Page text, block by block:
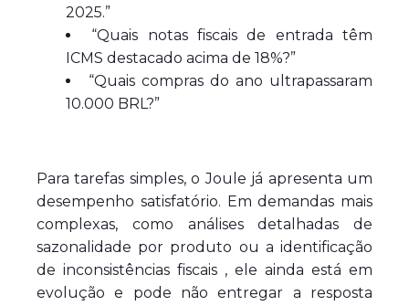
2025.”
“Quais notas fiscais de entrada têm
ICMS destacado acima de 18%?”
“Quais compras do ano ultrapassaram
10.000 BRL?”
Para tarefas simples, o Joule já apresenta um
desempenho satisfatório. Em demandas mais
complexas, como análises detalhadas de
sazonalidade por produto ou a identificação
de inconsistências fiscais , ele ainda está em
evolução e pode não entregar a resposta